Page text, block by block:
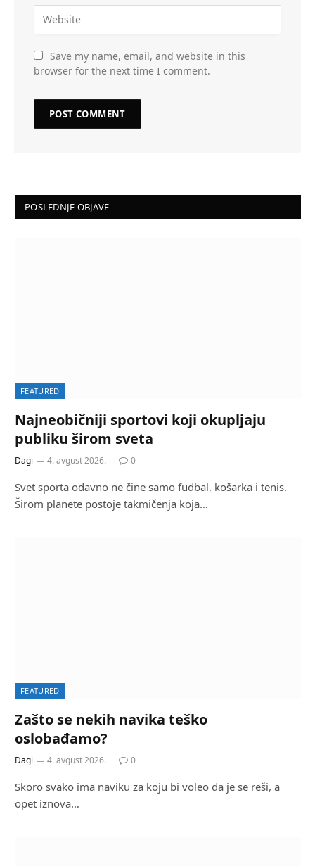
Save my name, email, and website in this
browser for the next time I comment.
POSLEDNJE OBJAVE
FEATURED
Najneobičniji sportovi koji okupljaju
publiku širom sveta
Dagi 4. avgust 2026. 0
Svet sporta odavno ne čine samo fudbal, košarka i tenis.
Širom planete postoje takmičenja koja…
FEATURED
Zašto se nekih navika teško
oslobađamo?
Dagi 4. avgust 2026. 0
Skoro svako ima naviku za koju bi voleo da je se reši, a
opet iznova…